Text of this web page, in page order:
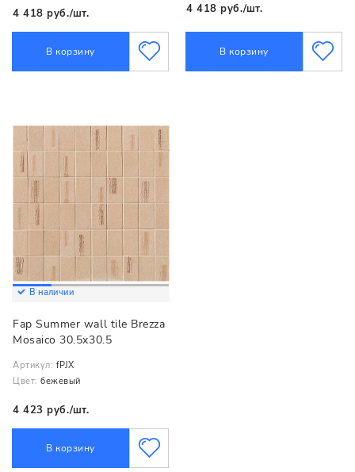
4 418 руб./шт.
В корзину
4 418 руб./шт.
В корзину
В наличии
Fap Summer wall tile Brezza
Mosaico 30.5x30.5
Артикул: fPJX
Цвет: бежевый
4 423 руб./шт.
В корзину